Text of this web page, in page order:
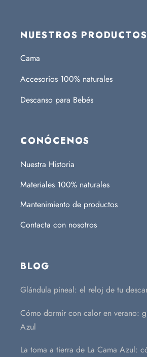
NUESTROS PRODUCTOS
Cama
Accesorios 100% naturales
Descanso para Bebés
CONÓCENOS
Nuestra Historia
Materiales 100% naturales
Mantenimiento de productos
Contacta con nosotros
BLOG
Glándula pineal: el reloj de tu
Cómo dormir con calor en verano:
Azul
La toma a tierra de La Cama Azul: